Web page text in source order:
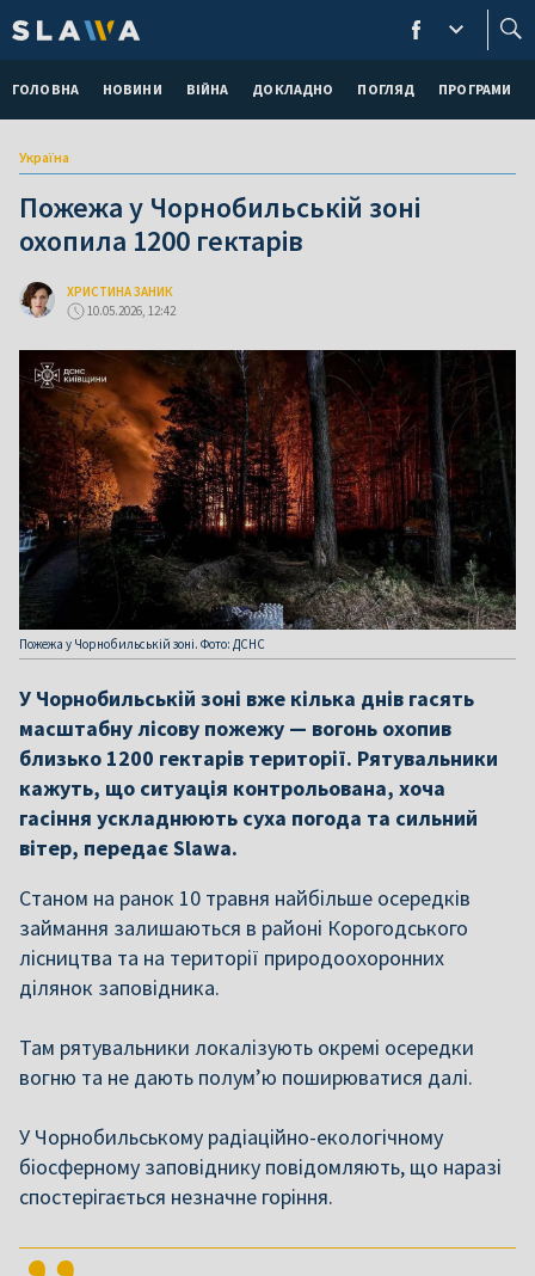
ГОЛОВНА НОВИНИ ВІЙНА ДОКЛАДНО ПОГЛЯД ПРОГРАМИ
Україна
Пожежа у Чорнобильській зоні
охопила 1200 гектарів
ХРИСТИНА ЗАНИК
10.05.2026, 12:42
Пожежа у Чорнобильській зоні. Фото: ДСНС
У Чорнобильській зоні вже кілька днів гасять
масштабну лісову пожежу — вогонь охопив
близько 1200 гектарів території. Рятувальники
кажуть, що ситуація контрольована, хоча
гасіння ускладнюють суха погода та сильний
вітер, передає Slawa.
Станом на ранок 10 травня найбільше осередків
займання залишаються в районі Корогодського
лісництва та на території природоохоронних
ділянок заповідника.
Там рятувальники локалізують окремі осередки
вогню та не дають полум’ю поширюватися далі.
У Чорнобильському радіаційно-екологічному
біосферному заповіднику повідомляють, що наразі
спостерігається незначне горіння.